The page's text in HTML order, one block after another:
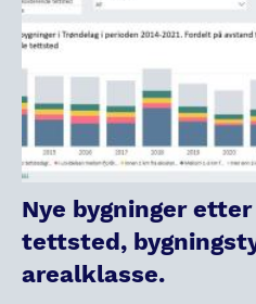
Nye bygninger
tettsted,
arealklasse.